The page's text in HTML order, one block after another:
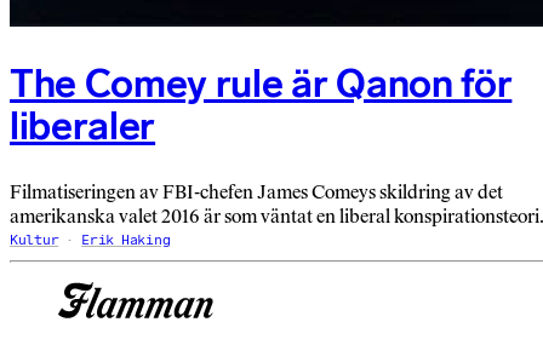
The Comey rule är Qanon för
liberaler
Filmatiseringen av FBI-chefen James Comeys skildring av det
amerikanska valet 2016 är som väntat en liberal konspirationsteori.
Kultur Erik Haking